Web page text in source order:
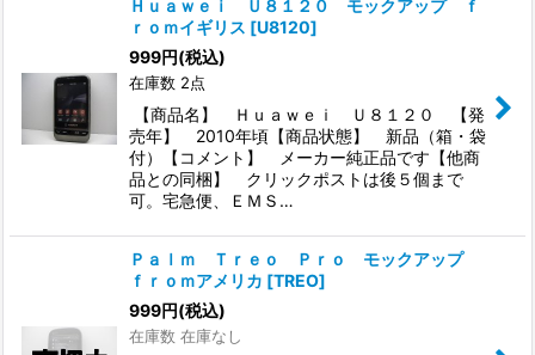
Ｈｕａｗｅｉ Ｕ８１２０ モックアップ ｆ
ｒｏｍイギリス [U8120]
999円(税込)
在庫数 2点
【商品名】 Ｈｕａｗｅｉ Ｕ８１２０ 【発
売年】 2010年頃【商品状態】 新品（箱・袋
付）【コメント】 メーカー純正品です【他商
品との同梱】 クリックポストは後５個まで
可。宅急便、ＥＭＳ…
Ｐａｌｍ Ｔｒｅｏ Ｐｒｏ モックアップ
ｆｒｏｍアメリカ [TREO]
999円(税込)
在庫数 在庫なし